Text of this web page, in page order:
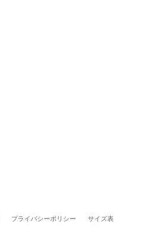
プライバシーポリシー サイズ表